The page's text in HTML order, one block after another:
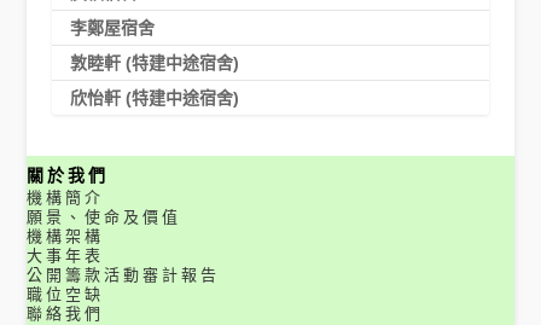
李鄭屋宿舍
敦睦軒 (特建中途宿舍)
欣怡軒 (特建中途宿舍)
關於我們
機構簡介
願景、使命及價值
機構架構
大事年表
公開籌款活動審計報告
職位空缺
聯絡我們